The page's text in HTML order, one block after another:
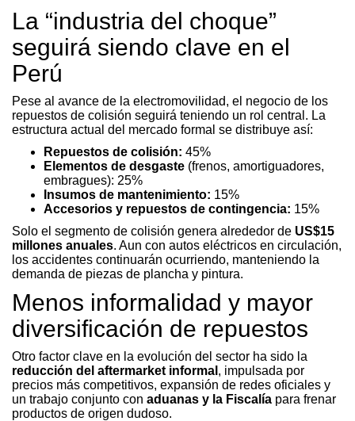
La “industria del choque”
seguirá siendo clave en el
Perú
Pese al avance de la electromovilidad, el negocio de los
repuestos de colisión seguirá teniendo un rol central. La
estructura actual del mercado formal se distribuye así:
Repuestos de colisión: 45%
Elementos de desgaste (frenos, amortiguadores,
embragues): 25%
Insumos de mantenimiento: 15%
Accesorios y repuestos de contingencia: 15%
Solo el segmento de colisión genera alrededor de US$15
millones anuales. Aun con autos eléctricos en circulación,
los accidentes continuarán ocurriendo, manteniendo la
demanda de piezas de plancha y pintura.
Menos informalidad y mayor
diversificación de repuestos
Otro factor clave en la evolución del sector ha sido la
reducción del aftermarket informal , impulsada por
precios más competitivos, expansión de redes oficiales y
un trabajo conjunto con aduanas y la Fiscalía para frenar
productos de origen dudoso.